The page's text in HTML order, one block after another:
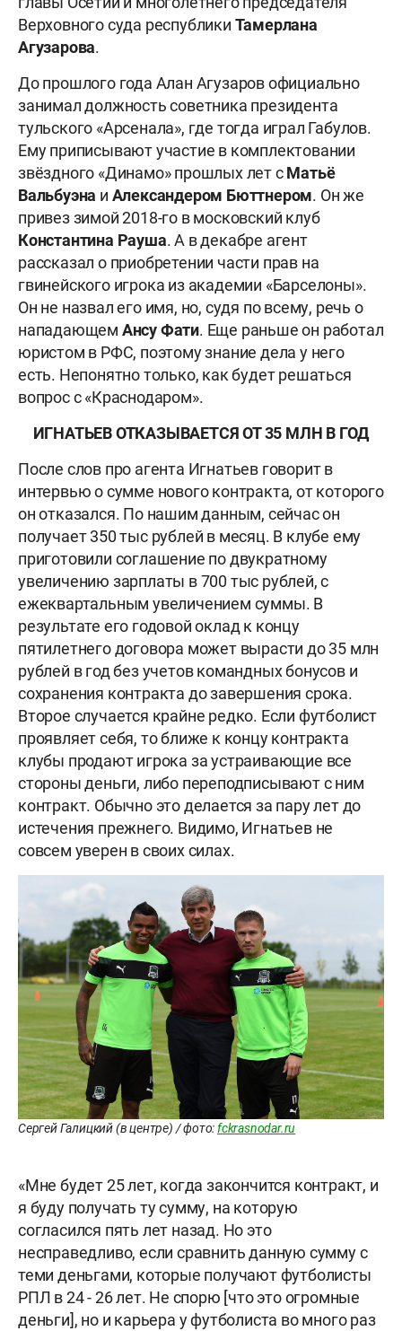
Верховного суда республики Тамерлана
Агузарова.
До прошлого года Алан Агузаров официально
занимал должность советника президента
тульского «Арсенала», где тогда играл Габулов.
Ему приписывают участие в комплектовании
звёздного «Динамо» прошлых лет сМатьё
Вальбуэна и Александером Бюттнером. Он же
привез зимой 2018-го в московский клуб
Константина Рауша. А в декабре агент
рассказал о приобретении части прав на
гвинейского игрока из академии «Барселоны».
Он не назвал его имя, но, судя по всему, речь о
нападающем Ансу Фати. Еще раньше он работал
юристом в РФС, поэтому знание дела у него
есть. Непонятно только, как будет решаться
вопрос с «Краснодаром».
ИГНАТЬЕВ ОТКАЗЫВАЕТСЯ ОТ 35 МЛН В ГОД
После слов про агента Игнатьев говорит в
интервью о сумме нового контракта, от которого
он отказался. По нашим данным, сейчас он
получает 350 тыс рублей в месяц. В клубе ему
приготовили соглашение по двукратному
увеличению зарплаты в 700 тыс рублей, с
ежеквартальным увеличением суммы. В
результате его годовой оклад к концу
пятилетнего договора может вырасти до 35 млн
рублей в год без учетов командных бонусов и
сохранения контракта до завершения срока.
Второе случается крайне редко. Если футболист
проявляет себя, то ближе к концу контракта
клубы продают игрока за устраивающие все
стороны деньги, либо переподписывают с ним
контракт. Обычно это делается за пару лет до
истечения прежнего. Видимо, Игнатьев не
совсем уверен в своих силах.
Сергей Галицкий (в центре) / фото:fckrasnodar.ru
«Мне будет 25 лет, когда закончится контракт, и
я буду получать ту сумму, на которую
согласился пять лет назад. Но это
несправедливо, если сравнить данную сумму с
теми деньгами, которые получают футболисты
РПЛ в 24 - 26 лет. Не спорю [что это огромные
деньги], но и карьера у футболиста во много раз